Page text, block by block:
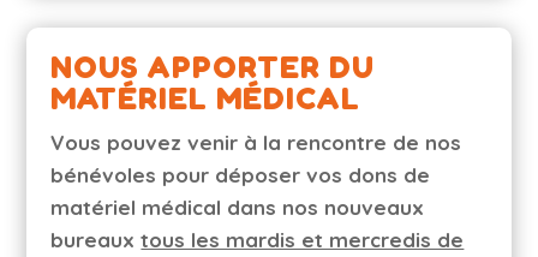
NOUS APPORTER DU
MATÉRIEL MÉDICAL
Vous pouvez venir à la rencontre de nos
bénévoles pour déposer vos dons de
matériel médical dans nos nouveaux
bureauxtous les mardis et mercredis de